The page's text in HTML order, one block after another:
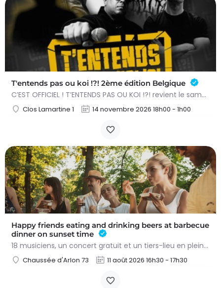
T'entends pas ou koi !?! 2ème édition Belgique
C’EST OFFICIEL ! T’ENTENDS PAS OU KOI !?! revient le samedi 14 novembre 2026 à l’Acte 3 de Braine-l’Alleud…
Clos Lamartine 1 14 novembre 2026 18h00 - 1h00
Happy friends eating and drinking beers at barbecue
dinner on sunset time
18 musiciens, un concert gratuit et un tiers-lieu en plein effervescence : « Les Oiseaux de Trottoir » font…
Chaussée d'Arlon 73 11 août 2026 16h30 - 17h30